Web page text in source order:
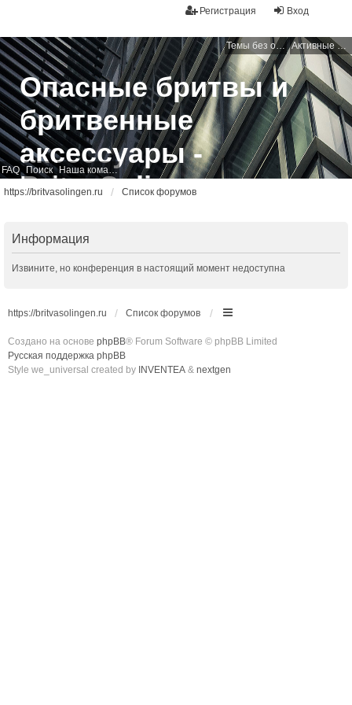
Вход
Регистрация
Темы без ответов Активные темы
FAQ Поиск Наша команда
Опасные бритвы и
бритвенные
аксессуары -
BritvaSolingen
https://britvasolingen.ru Список форумов
Информация
Извините, но конференция в настоящий момент недоступна
https://britvasolingen.ru Список форумов
Создано на основе phpBB® Forum Software © phpBB Limited
Русская поддержка phpBB
Style we_universal created by INVENTEA & nextgen